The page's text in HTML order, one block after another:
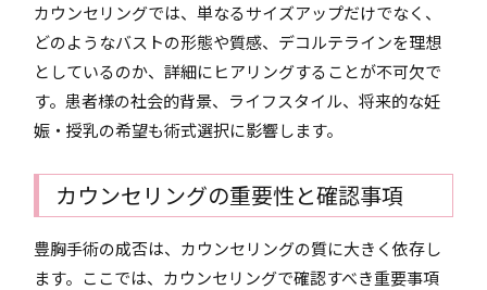
カウンセリングでは、単なるサイズアップだけでなく、
どのようなバストの形態や質感、デコルテラインを理想
としているのか、詳細にヒアリングすることが不可欠で
す。患者様の社会的背景、ライフスタイル、将来的な妊
娠・授乳の希望も術式選択に影響します。
カウンセリングの重要性と確認事項
豊胸手術の成否は、カウンセリングの質に大きく依存し
ます。ここでは、カウンセリングで確認すべき重要事項